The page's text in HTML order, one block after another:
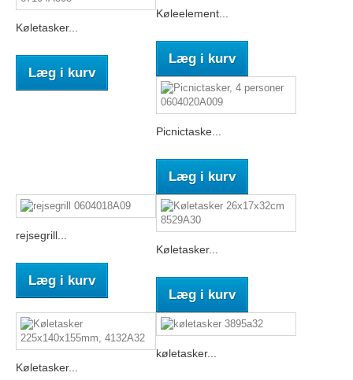
Køletasker...
Læg i kurv
Køleelement...
Læg i kurv
Picnictaske...
Læg i kurv
rejsegrill...
Læg i kurv
Køletasker...
Læg i kurv
Køletasker...
køletasker...